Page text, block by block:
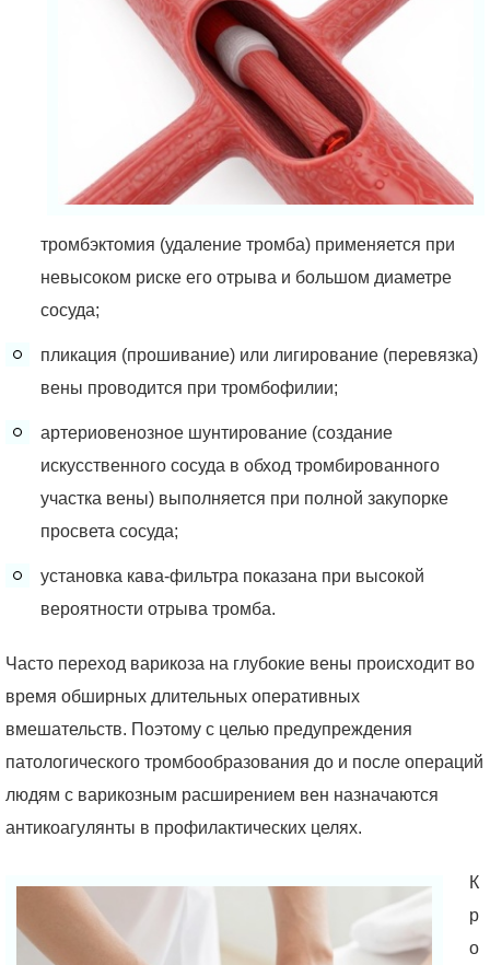
тромбэктомия (удаление тромба) применяется при
невысоком риске его отрыва и большом диаметре
сосуда;
пликация (прошивание) или лигирование (перевязка)
вены проводится при тромбофилии;
артериовенозное шунтирование (создание
искусственного сосуда в обход тромбированного
участка вены) выполняется при полной закупорке
просвета сосуда;
установка кава-фильтра показана при высокой
вероятности отрыва тромба.
Часто переход варикоза на глубокие вены происходит во
время обширных длительных оперативных
вмешательств. Поэтому с целью предупреждения
патологического тромбообразования до и после операций
людям с варикозным расширением вен назначаются
антикоагулянты в профилактических целях.
К
р
о